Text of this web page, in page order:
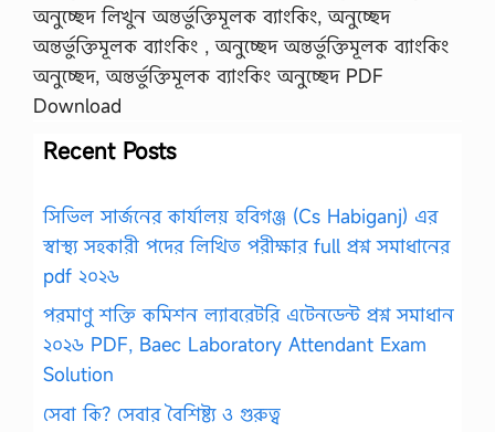
অনুচ্ছেদ লিখুন অন্তর্ভুক্তিমূলক ব্যাংকিং, অনুচ্ছেদ
অন্তর্ভুক্তিমূলক ব্যাংকিং , অনুচ্ছেদ অন্তর্ভুক্তিমূলক ব্যাংকিং
অনুচ্ছেদ, অন্তর্ভুক্তিমূলক ব্যাংকিং অনুচ্ছেদ PDF
Download
Recent Posts
সিভিল সার্জনের কার্যালয় হবিগঞ্জ (Cs Habiganj) এর
স্বাস্থ্য সহকারী পদের লিখিত পরীক্ষার full প্রশ্ন সমাধানের
pdf ২০২৬
পরমাণু শক্তি কমিশন ল্যাবরেটরি এটেনডেন্ট প্রশ্ন সমাধান
২০২৬ PDF, Baec Laboratory Attendant Exam
Solution
সেবা কি? সেবার বৈশিষ্ট্য ও গুরুত্ব